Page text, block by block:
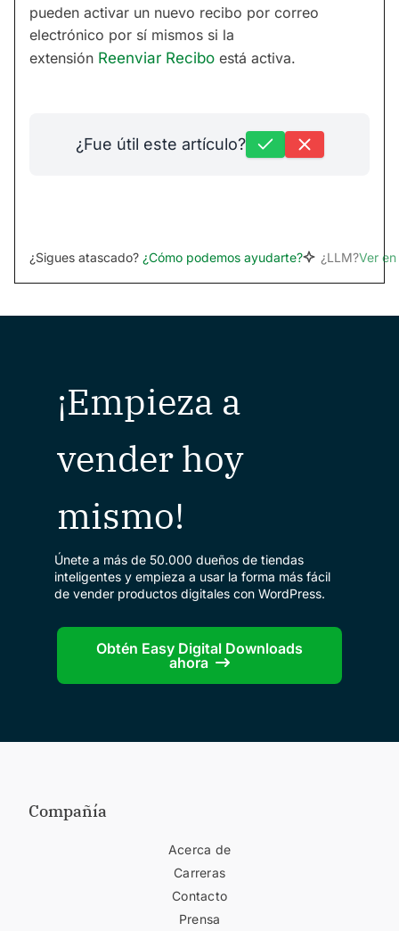
pueden activar un nuevo recibo por correo
electrónico por sí mismos si la
extensión Reenviar Recibo está activa.
¿Fue útil este artículo?
¿Sigues atascado? ¿Cómo podemos ayudarte? ¿LLM?Ver
¡Empieza a
vender hoy
mismo!
Únete a más de 50.000 dueños de tiendas
inteligentes y empieza a usar la forma más fácil
de vender productos digitales con WordPress.
Obtén Easy Digital Downloads
ahora
Compañía
Acerca de
Carreras
Contacto
Prensa